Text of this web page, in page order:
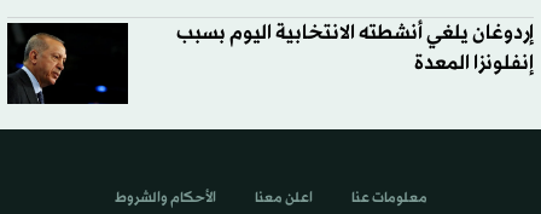
إردوغان يلغي أنشطته الانتخابية اليوم بسبب
إنفلونزا المعدة
معلومات عنا اعلن معنا الأحكام والشروط